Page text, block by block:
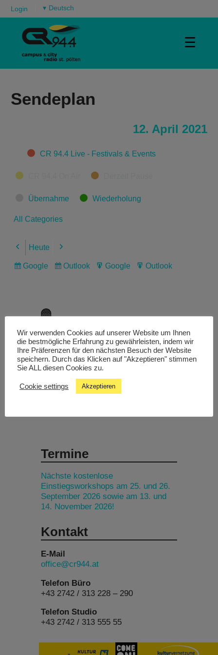
Login ▾
☰
Sendeplan
12. April 2021
CategoriesCR 94.4 Live - Festivals & Events
Übernahme Wiederholung
All Categories
Previous
Heute Next
Subscribe
Google
Subscribe
Outlook
Export
Google
Export
Outlook
Livestream
Studiochat
Termine
Nächste kostenlose
Einstiegsworkshops am 25. und 26.
September 2026 sowie am 13. und
14. November 2026!
Kontakt
E-Mail
office@cr944.at
Telefon Büro
+43 2742 / 313 228 – 290
Telefon Studio
+43 2742 / 313 555 55
Wir verwenden Cookies auf unserer Website um Ihnen
die bestmögliche Erfahrung zu gewährleisten, indem wir
Ihre Präferenzen für den nächsten Besuch der Website
speichern. Durch das Klicken auf "Akzeptieren" stimmen
Sie ALL diesen Cookies zu.
Cookie settings Akzeptieren